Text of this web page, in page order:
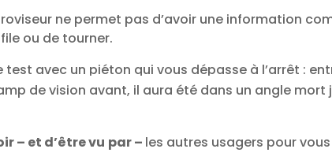
ne permet pas d’avoir une information
ou de tourner.
test avec un piéton qui vous dépasse à l’arrêt :
de vision avant, il aura été dans un angle mort
– et d’être vu par – les autres usagers pour